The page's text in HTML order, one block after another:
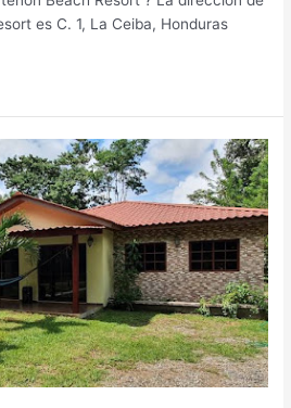
es C. 1, La Ceiba, Honduras